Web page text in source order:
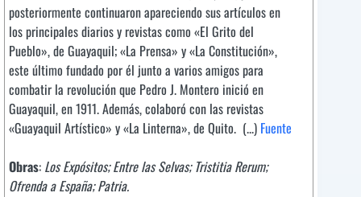
posteriormente continuaron apareciendo sus artículos en
los principales diarios y revistas como «El Grito del
Pueblo», de Guayaquil; «La Prensa» y «La Constitución»,
este último fundado por él junto a varios amigos para
combatir la revolución que Pedro J. Montero inició en
Guayaquil, en 1911. Además, colaboró con las revistas
«Guayaquil Artístico» y «La Linterna», de Quito. (...) Fuente
Obras: Los Expósitos; Entre las Selvas; Tristitia Rerum;
Ofrenda a España; Patria.